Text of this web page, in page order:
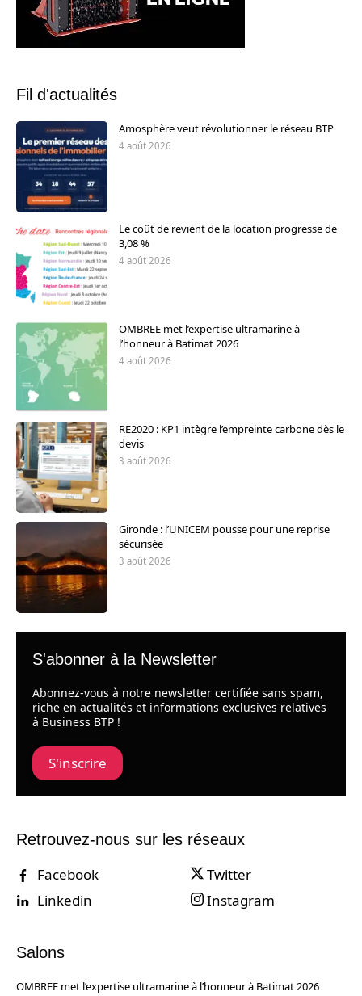
Fil d'actualités
Amosphère veut révolutionner le réseau BTP
4 août 2026
Le coût de revient de la location progresse de
3,08 %
4 août 2026
OMBREE met l’expertise ultramarine à
l’honneur à Batimat 2026
4 août 2026
RE2020 : KP1 intègre l’empreinte carbone dès le
devis
3 août 2026
Gironde : l’UNICEM pousse pour une reprise
sécurisée
3 août 2026
S'abonner à la Newsletter
Abonnez-vous à notre newsletter certifiée sans spam,
riche en actualités et informations exclusives relatives
à Business BTP !
S'inscrire
Retrouvez-nous sur les réseaux
Facebook
Twitter
Linkedin
Instagram
Salons
OMBREE met l’expertise ultramarine à l’honneur à Batimat 2026